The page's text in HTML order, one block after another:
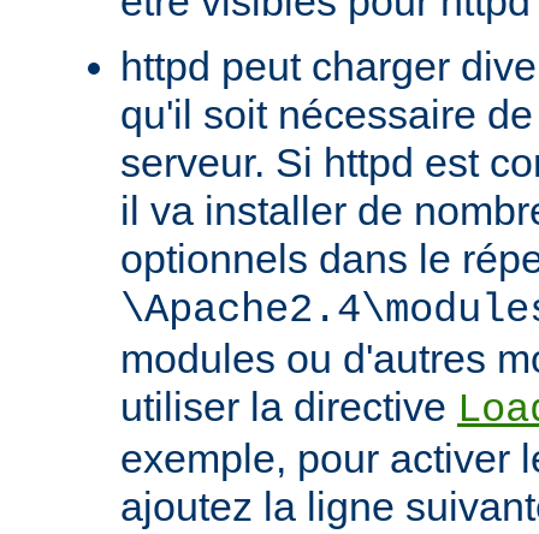
httpd peut charger
qu'il soit nécessaire
serveur. Si httpd est
il va installer de
optionnels dans le
modules ou d'autres
utiliser la directive
exemple, pour activer
ajoutez la ligne